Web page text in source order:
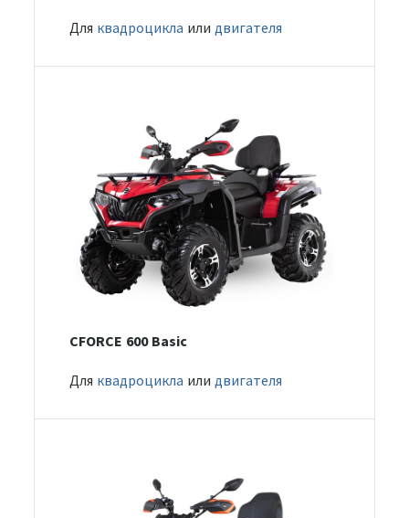
Для квадроцикла или двигателя
CFORCE 600 Basic
Для квадроцикла или двигателя